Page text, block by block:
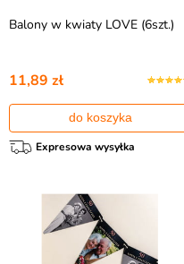
Balony w kwiaty LOVE (6szt.)
11,89 zł
do koszyka
Expresowa wysyłka